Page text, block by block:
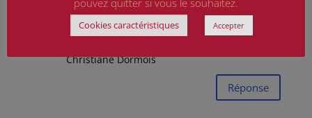
ses descendants ont été dignes de cet aïeul
et nous pouvons l’attester, par le courage et
Christiane Dormois
Réponse
Cookies caractéristiques Accepter